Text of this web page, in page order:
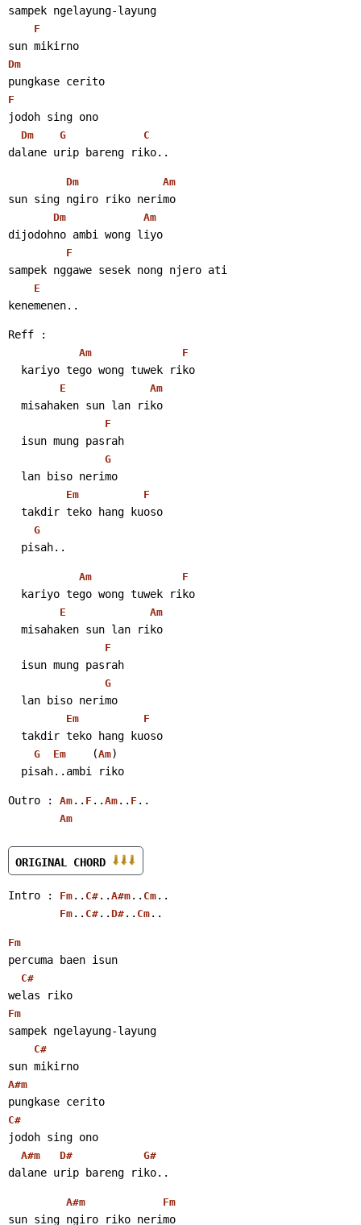
sampek ngelayung-layung
F
sun mikirno
Dm
pungkase cerito
F
jodoh sing ono
Dm G C
dalane urip bareng riko..
Dm Am
sun sing ngiro riko nerimo
Dm Am
dijodohno ambi wong liyo
F
sampek nggawe sesek nong njero ati
E
kenemenen..
Reff :
Am F
  kariyo tego wong tuwek riko
E Am
  misahaken sun lan riko
F
  isun mung pasrah
G
  lan biso nerimo
Em F
  takdir teko hang kuoso
G
  pisah..
Am F
  kariyo tego wong tuwek riko
E Am
  misahaken sun lan riko
F
  isun mung pasrah
G
  lan biso nerimo
Em F
  takdir teko hang kuoso
G Em
    (
Am)
  pisah..ambi riko
Outro : Am .. F .. Am .. F ..
Am
ORIGINAL CHORD
Intro : Fm .. C# .. A#m .. Cm ..
Fm .. C# .. D# .. Cm ..
Fm
percuma baen isun
C#
welas riko
Fm
sampek ngelayung-layung
C#
sun mikirno
A#m
pungkase cerito
C#
jodoh sing ono
A#m D# G#
dalane urip bareng riko..
A#m Fm
sun sing ngiro riko nerimo